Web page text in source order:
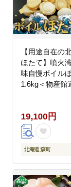
【用途自在の
ほたて】噴火
味自慢ボイル
1.6kg＜物産館
タテ 貝柱 海産
類 ふるさと納
mr1-1327
19,100円
北海道 森町